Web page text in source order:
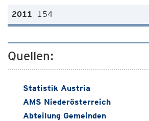
154
Quellen:
Statistik Austria
AMS Niederösterreich
Abteilung Gemeinden